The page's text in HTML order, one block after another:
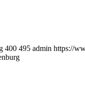
400 495 admin https://